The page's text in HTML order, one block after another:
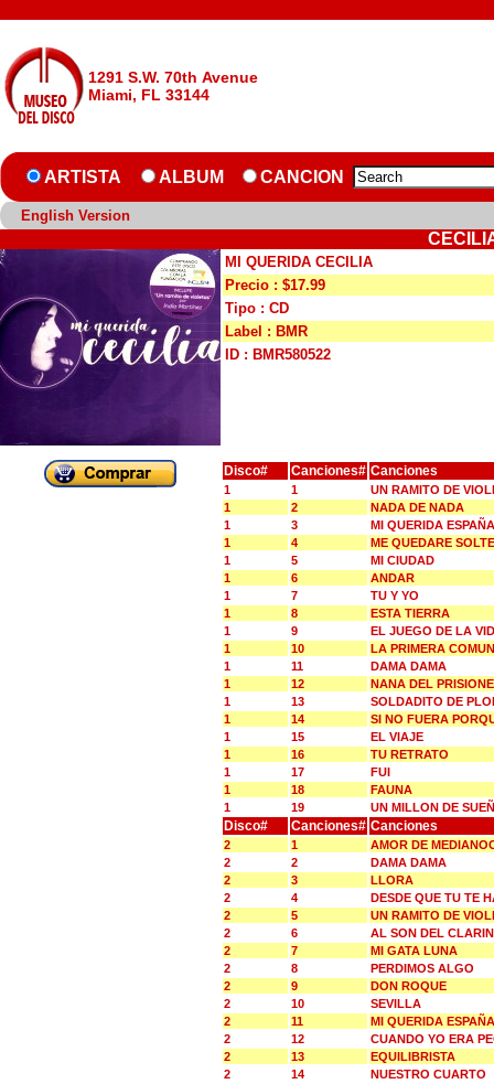
1291 S.W. 70th Avenue
Miami, FL 33144
ARTISTA ALBUM CANCION
English Version
MI QUERIDA CECILIA
Precio : $17.99
Tipo : CD
Label : BMR
ID : BMR580522
Disco# Canciones# Canciones
1 1
UN RAMITO DE
1
2
NADA DE NADA
1
3
MI QUERIDA ESPAÑA
1
4
ME QUEDARE
1
5
MI CIUDAD
1
6
ANDAR
1
7
TU Y YO
1
8
ESTA TIERRA
1
9
EL JUEGO DE LA
1
10
LA PRIMERA
1
11
DAMA DAMA
1
12
NANA DEL
1
13
SOLDADITO DE
1
14
SI NO FUERA
1
15
EL VIAJE
1
16
TU RETRATO
1
17
FUI
1
18
FAUNA
1
19 UN MILLON DE
Disco# Canciones# Canciones
2 1
AMOR DE
2
2
DAMA DAMA
2
3
LLORA
2
4
DESDE QUE TU TE
2
5
UN RAMITO DE
2
6
AL SON DEL CLARIN
2
7
MI GATA LUNA
2
8
PERDIMOS ALGO
2
9
DON ROQUE
2
10
SEVILLA
2
11
MI QUERIDA ESPAÑA
2
12
CUANDO YO ERA
2
13
EQUILIBRISTA
2
14
NUESTRO CUARTO